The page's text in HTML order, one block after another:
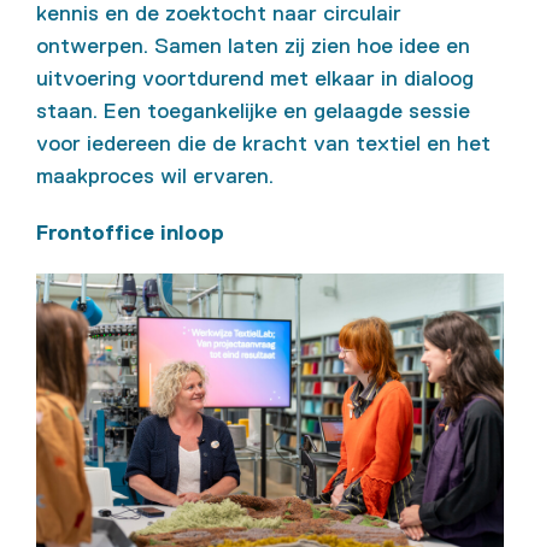
kennis en de zoektocht naar circulair
ontwerpen. Samen laten zij zien hoe idee en
uitvoering voortdurend met elkaar in dialoog
staan. Een toegankelijke en gelaagde sessie
voor iedereen die de kracht van textiel en het
maakproces wil ervaren.
Frontoffice inloop